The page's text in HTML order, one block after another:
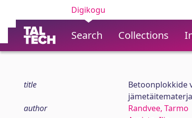
Digikogu
Search Collections
title
Betoonplokkide
author
Randvee, Tarmo